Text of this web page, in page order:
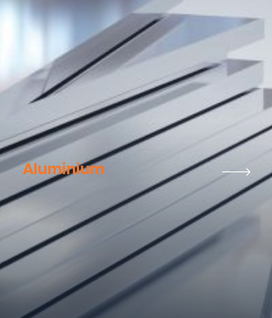
Aluminium